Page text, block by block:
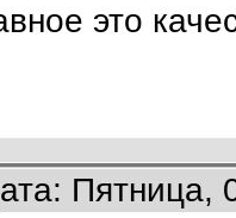
это
Пятница,